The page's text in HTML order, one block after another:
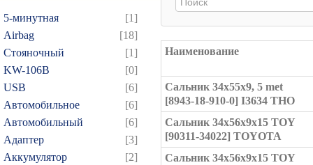
5-минутная
[1]
Airbag
[18]
Cтояночный
[1]
KW-106B
[0]
USB
[6]
Автомобильное
[6]
Автомобильный
[6]
Адаптер
[3]
Аккумулятор
[2]
Наименование
Сальник 34x55x9, 5 met
[8943-18-910-0] I3634 THO
Сальник 34x56x9x15 TOY
[90311-34022] TOYOTA
Сальник 34x56x9x15 TOY